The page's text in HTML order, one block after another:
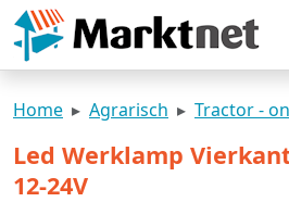
Home Agrarisch Tractor -
Led Werklamp
12-24V